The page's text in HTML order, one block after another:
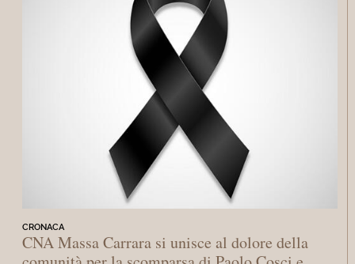
CRONACA
CNA Massa Carrara si unisce al dolore della